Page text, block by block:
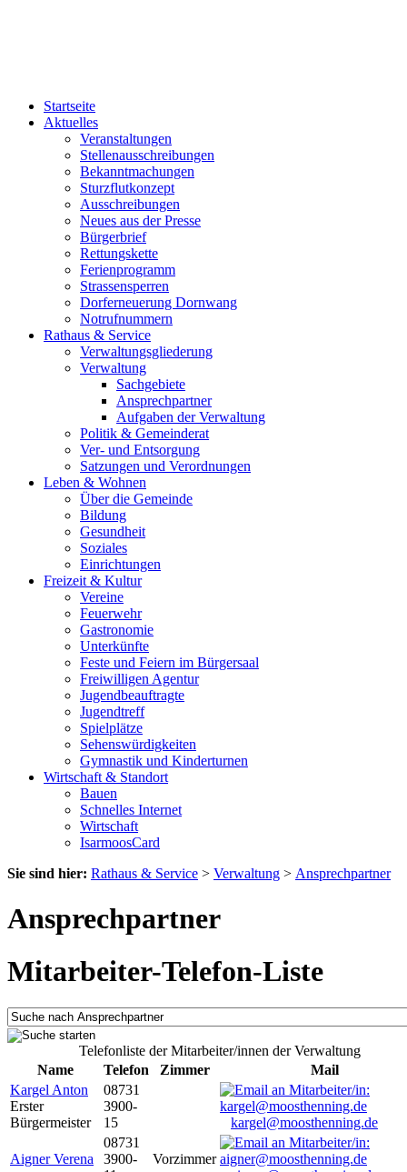
Startseite
Aktuelles
Veranstaltungen
Stellenausschreibungen
Bekanntmachungen
Sturzflutkonzept
Ausschreibungen
Neues aus der Presse
Bürgerbrief
Rettungskette
Ferienprogramm
Strassensperren
Dorferneuerung Dornwang
Notrufnummern
Rathaus & Service
Verwaltungsgliederung
Verwaltung
Sachgebiete
Ansprechpartner
Aufgaben der Verwaltung
Politik & Gemeinderat
Ver- und Entsorgung
Satzungen und Verordnungen
Leben & Wohnen
Über die Gemeinde
Bildung
Gesundheit
Soziales
Einrichtungen
Freizeit & Kultur
Vereine
Feuerwehr
Gastronomie
Unterkünfte
Feste und Feiern im Bürgersaal
Freiwilligen Agentur
Jugendbeauftragte
Jugendtreff
Spielplätze
Sehenswürdigkeiten
Gymnastik und Kinderturnen
Wirtschaft & Standort
Bauen
Schnelles Internet
Wirtschaft
IsarmoosCard
Sie sind hier: Rathaus & Service > Verwaltung > Ansprechpartner
Ansprechpartner
Mitarbeiter-Telefon-Liste
Telefonliste der Mitarbeiter/innen der Verwaltung
Name
Telefon Zimmer
Mail
Kargel Anton
Erster
Bürgermeister
08731
3900-
15
kargel@moosthenning.de
Aigner Verena
08731
3900-
Vorzimmer